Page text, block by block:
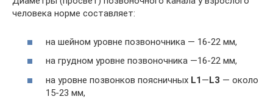
человека норме составляет:
на шейном уровне позвоночника — 16-22 мм,
на грудном уровне позвоночника —16-22 мм,
на уровне позвонков поясничных L1 —L3 — около
15-23 мм,